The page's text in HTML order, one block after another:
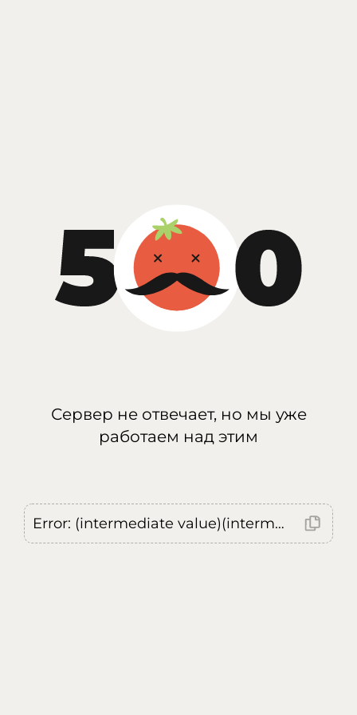
Сервер не отвечает, но мы уже
работаем над этим
Error: (intermediate value)(intermediate value)(intermediate value).replaceAll is not a function